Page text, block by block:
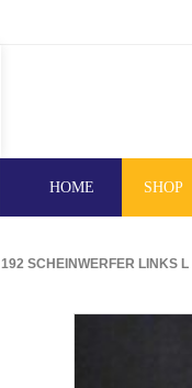
HOME SHOP
SCHEINWERFER LINKS